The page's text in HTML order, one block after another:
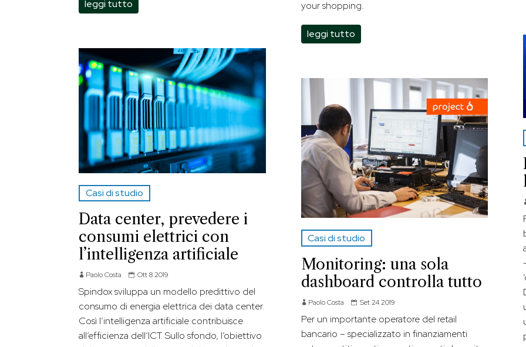
leggi tutto
Casi di studio
Data center, prevedere i
consumi elettrici con
l’intelligenza artificiale
Paolo Costa Ott 8 2019
Spindox sviluppa un modello predittivo del
consumo di energia elettrica dei data center.
Così l’intelligenza artificiale contribuisce
all’efficienza dell’ICT. Sullo sfondo, l’obiettivo
your shopping.
leggi tutto
Casi di studio
Monitoring: una sola
dashboard controlla tutto
Paolo Costa Set 24 2019
Per un importante operatore del retail
bancario – specializzato in finanziamenti